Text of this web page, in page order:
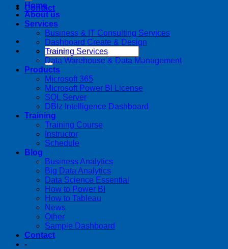
Contact
Home
About us
Services
Business & IT Consulting Services
Dashboard Create & Design
Training Services
Data Warehouse & Data Management
Products
Microsoft 365
Microsoft Power BI License
SQL Server
DBIz Intelligence Dashboard
Training
Training Course
Instructor
Schedule
Blog
Business Analytics
Big Data Analytics
Data Science Essential
How to Power BI
How to Tableau
News
Other
Sample Dashboard
Contact
-